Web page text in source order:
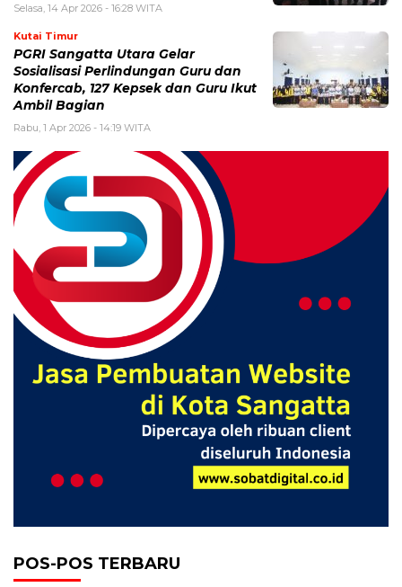
Selasa, 14 Apr 2026 - 16:28 WITA
Kutai Timur
PGRI Sangatta Utara Gelar
Sosialisasi Perlindungan Guru dan
Konfercab, 127 Kepsek dan Guru Ikut
Ambil Bagian
Rabu, 1 Apr 2026 - 14:19 WITA
POS-POS TERBARU